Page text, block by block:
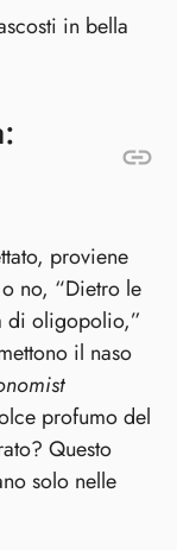
in bella
proviene
no, “Dietro le
di oligopolio,”
il naso
profumo del
Questo
solo nelle